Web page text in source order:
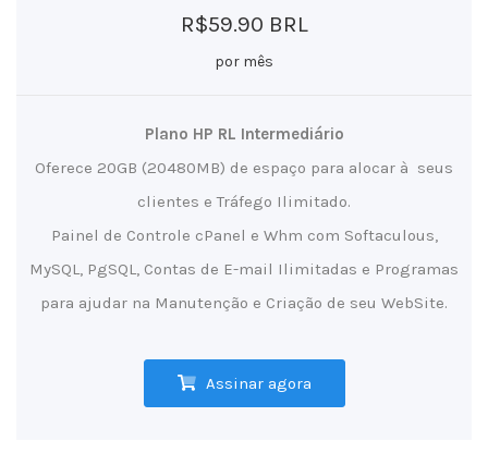
R$59.90 BRL
por mês
Plano HP RL Intermediário
Oferece 20GB (20480MB) de espaço para alocar à seus
clientes e Tráfego Ilimitado.
Painel de Controle cPanel e Whm com Softaculous,
MySQL, PgSQL, Contas de E-mail Ilimitadas e Programas
para ajudar na Manutenção e Criação de seu WebSite.
Assinar agora